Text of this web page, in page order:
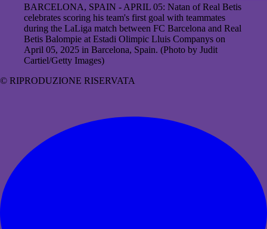
BARCELONA, SPAIN - APRIL 05: Natan of Real Betis
celebrates scoring his team's first goal with teammates
during the LaLiga match between FC Barcelona and Real
Betis Balompie at Estadi Olimpic Lluis Companys on
April 05, 2025 in Barcelona, Spain. (Photo by Judit
Cartiel/Getty Images)
© RIPRODUZIONE RISERVATA